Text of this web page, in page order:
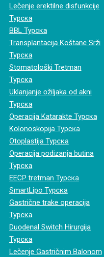
Lečenje erektilne disfunkcije
Турска
BBL Турска
Transplantacija Koštane Srži
Турска
Stomatološki Tretman
Турска
Uklanjanje ožiljaka od akni
Турска
Operacija Katarakte Турска
Kolonoskopija Турска
Otoplastija Турска
Operacija podizanja butina
Турска
EECP tretman Турска
SmartLipo Турска
Gastrične trake operacija
Турска
Duodenal Switch Hirurgija
Турска
Lečenje Gastričnim Balonom